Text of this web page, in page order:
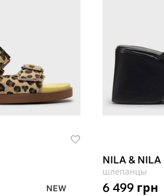
NEW
NILA & NILA
шлепанцы
6 499 грн